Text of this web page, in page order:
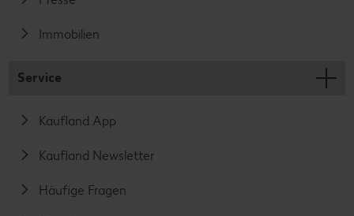
Immobilien
Service
Kaufland App
Kaufland Newsletter
Häufige Fragen